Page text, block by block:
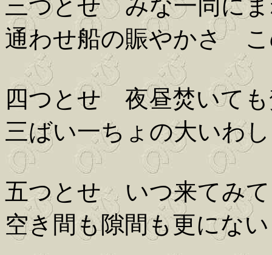
三つとせ みな一同に
通わせ船の賑やかさ こ
四つとせ 夜昼焚いて
三ばい一ちょの大いわ
五つとせ いつ来てみ
空き間も隙間も更にな